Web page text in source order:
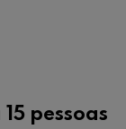
pessoas